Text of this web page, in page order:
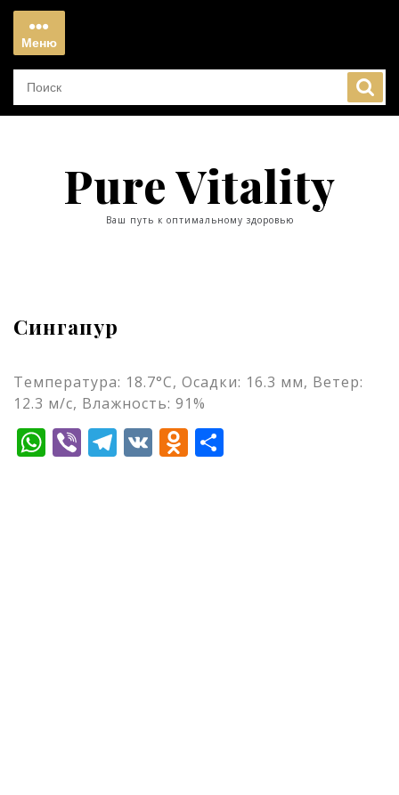
Перейти
содержимому
Меню
Меню
Pure Vitality
Ваш путь к оптимальному здоровью
Сингапур
Температура: 18.7°C, Осадки: 16.3 мм, Ветер:
12.3 м/с, Влажность: 91%
WhatsApp
ViberTelegram
VKOdnoklassniki